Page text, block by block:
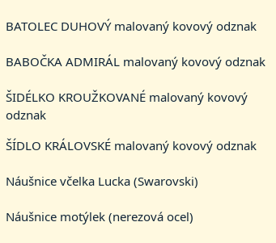
BATOLEC DUHOVÝ malovaný kovový odznak
BABOČKA ADMIRÁL malovaný kovový odznak
ŠIDÉLKO KROUŽKOVANÉ malovaný kovový
odznak
ŠÍDLO KRÁLOVSKÉ malovaný kovový odznak
Náušnice včelka Lucka (Swarovski)
Náušnice motýlek (nerezová ocel)